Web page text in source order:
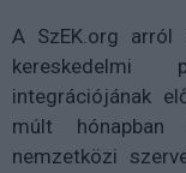
A SzEK.org
kereskedelmi
integrációjának
múlt hónapban
nemzetközi